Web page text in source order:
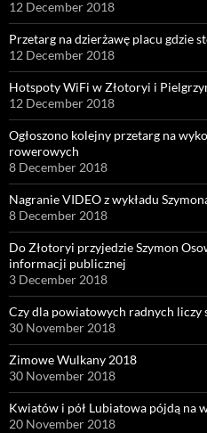
12 December 2018
Przetarg na dzierżawę placu gdzie
12 December 2018
Hotspoty WiFi w Złotoryi i
12 December 2018
Ogłoszono kolejny przetarg na
rowerowych
8 December 2018
Nagranie VIDEO z wykładu
8 December 2018
Do Złotoryi przyjedzie Szymon
informacji publicznej
3 December 2018
Czy dla powiatowych radnych liczy
30 November 2018
Zimowe Wulkany 2018
30 November 2018
Kwiatów i pół Lubiatowa pójdą na
20 November 2018